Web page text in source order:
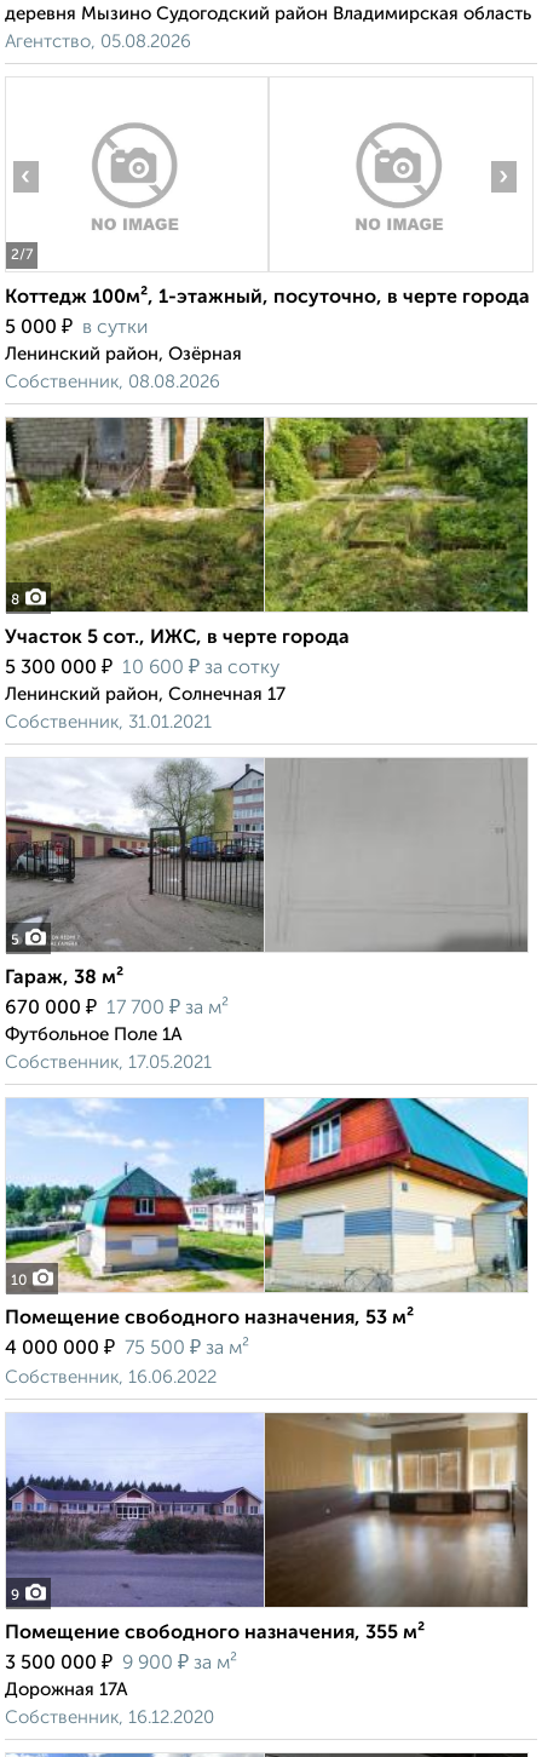
деревня Мызино Судогодский район Владимирская область
Агентство, 05.08.2026
2/7
‹ ›
Коттедж 100м², 1-этажный, посуточно, в черте города
5 000 ₽ в сутки
Ленинский район, Озёрная
Собственник, 08.08.2026
8
Участок 5 сот., ИЖС, в черте города
5 300 000 ₽ 10 600 ₽ за сотку
Ленинский район, Солнечная 17
Собственник, 31.01.2021
5
Гараж, 38 м²
670 000 ₽ 17 700 ₽ за м²
Футбольное Поле 1А
Собственник, 17.05.2021
10
Помещение свободного назначения, 53 м²
4 000 000 ₽ 75 500 ₽ за м²
Собственник, 16.06.2022
9
Помещение свободного назначения, 355 м²
3 500 000 ₽ 9 900 ₽ за м²
Дорожная 17А
Собственник, 16.12.2020